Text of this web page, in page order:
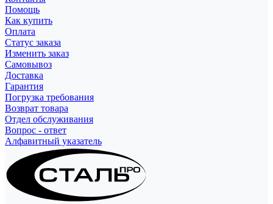
Помощь
Как купить
Оплата
Статус заказа
Изменить заказ
Самовывоз
Доставка
Гарантия
Погрузка требования
Возврат товара
Отдел обслуживания
Вопрос - ответ
Алфавитный указатель